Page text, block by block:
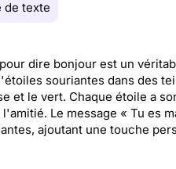
de texte
dire bonjour est un
souriantes dans des
et le vert. Chaque étoile a
Le message « Tu es
ajoutant une touche